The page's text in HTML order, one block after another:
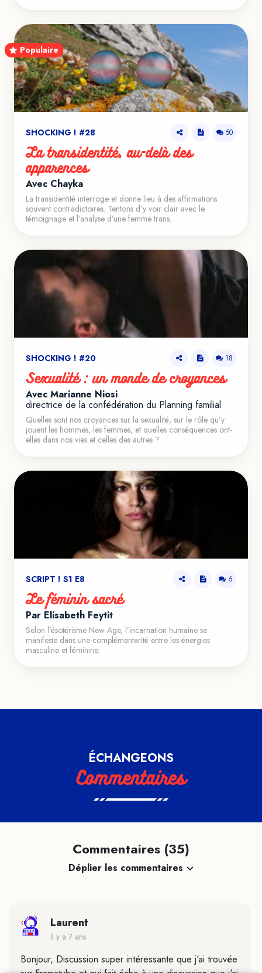
SHOCKING ! #28 50
La transidentité, au-delà des
apparences
Avec Chayka
La transidentité interroge et donne lieu à des affirmations
souvent contradictoires. Tentons d’y voir clair avec le
témoignage et l’analyse d’une femme trans.
Populaire
VOIR LE TEASER
SHOCKING ! #20 18
Sexualité : un monde de croyances
Avec Marianne Niosi
directrice de la confédération du Planning familial
Quelles sont nos croyances sur la sexualité, sur le rôle qu’y
jouent les hommes, les femmes, et quelles conséquences ont-
elles dans nos vies et celles des autres ?
SCRIPT ! S1 E8 6
Le féminin sacré
Par Élisabeth Feytit
Selon l’ésotérisme New Age, l’incarnation humaine se
manifeste dans une complémentarité entre les énergies
masculine et féminine.
ÉCHANGEONS
Commentaires
Commentaires (35)
Déplier les commentaires
Laurent
Il y a 7 ans
Bonjour, Discussion super intéressante que j'ai trouvée